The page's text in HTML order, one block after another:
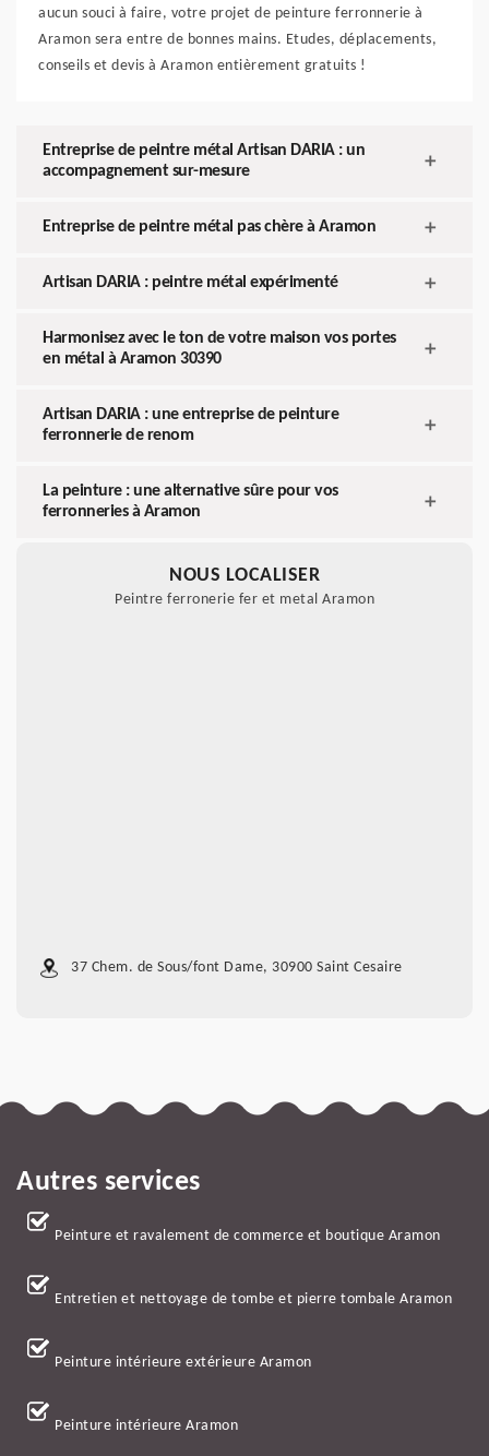
aucun souci à faire, votre projet de peinture ferronnerie à
Aramon sera entre de bonnes mains. Etudes, déplacements,
conseils et devis à Aramon entièrement gratuits !
Entreprise de peintre métal Artisan DARIA : un
accompagnement sur-mesure
Entreprise de peintre métal pas chère à Aramon
Artisan DARIA : peintre métal expérimenté
Harmonisez avec le ton de votre maison vos portes
en métal à Aramon 30390
Artisan DARIA : une entreprise de peinture
ferronnerie de renom
La peinture : une alternative sûre pour vos
ferronneries à Aramon
NOUS LOCALISER
Peintre ferronerie fer et metal Aramon
37 Chem. de Sous/font Dame, 30900 Saint Cesaire
Autres services
Peinture et ravalement de commerce et boutique Aramon
Entretien et nettoyage de tombe et pierre tombale Aramon
Peinture intérieure extérieure Aramon
Peinture intérieure Aramon